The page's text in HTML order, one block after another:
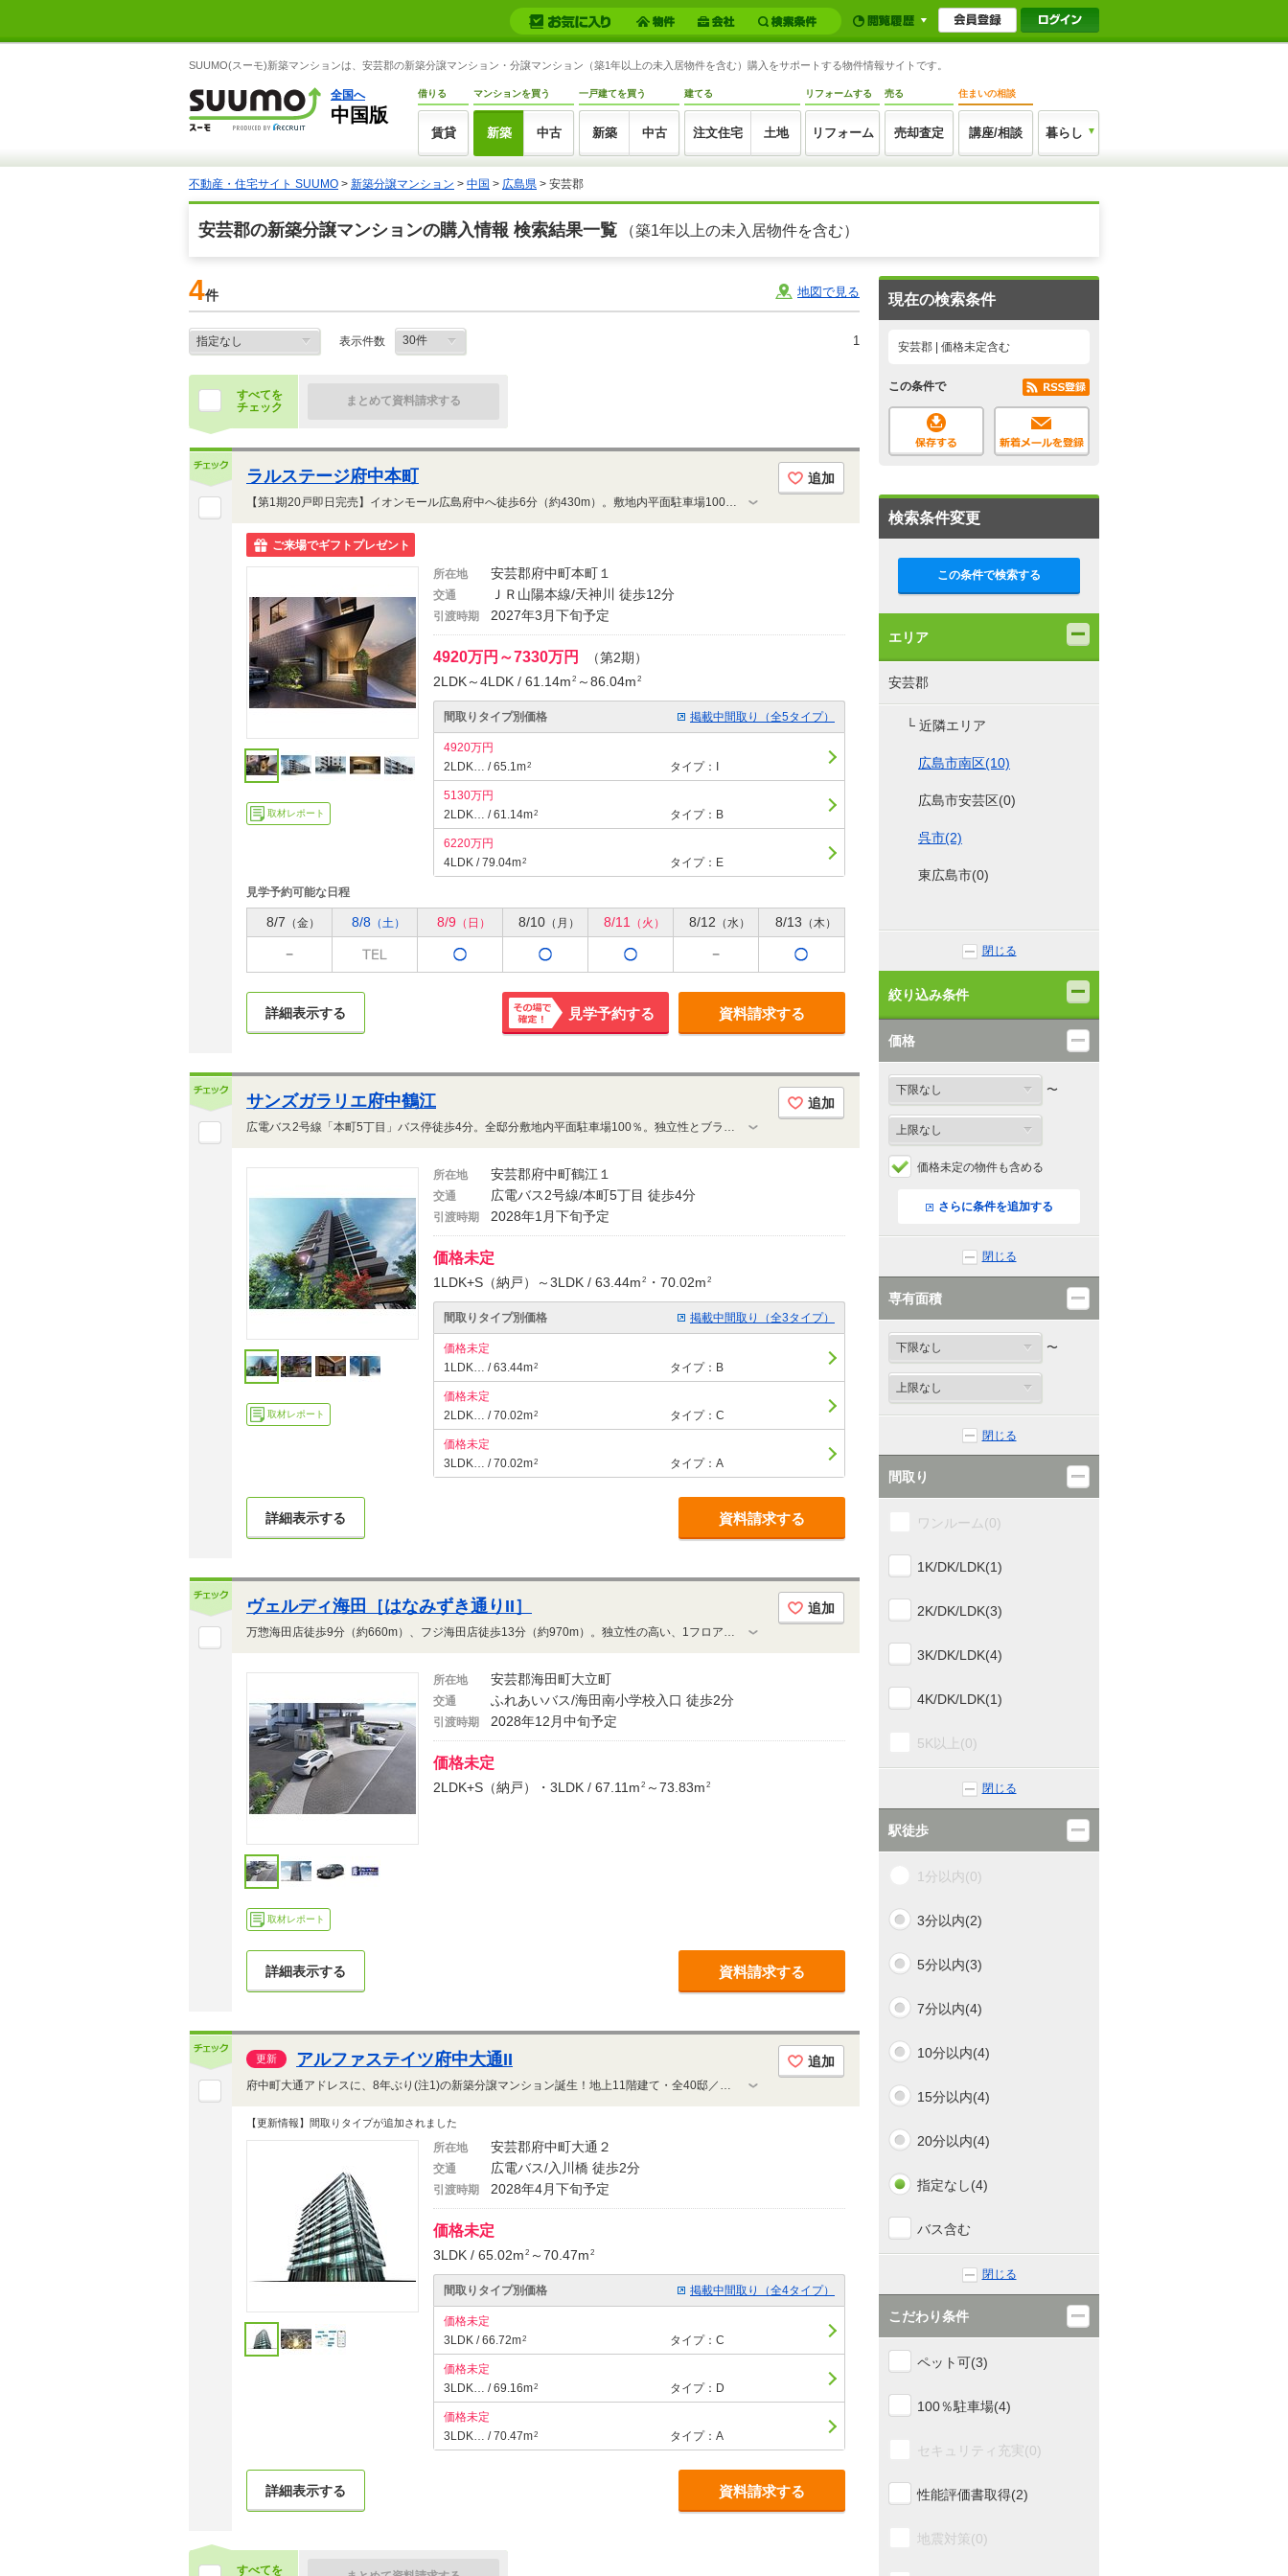
SUUMO(スーモ)新築マンションは、安芸郡の新築分譲マンション・分譲マンション（築1年以上の未入居物件を含む）購入をサポートする物件情報サイトです。
全国へ
中国版
借りる
賃貸
マンションを買う
新築 中古
一戸建てを買う
新築 中古
建てる
注文住宅 土地
リフォームする
リフォーム
売る
売却査定
住まいの相談
講座/相談 暮らし
不動産・住宅サイト SUUMO > 新築分譲マンション > 中国 > 広島県 > 安芸郡
安芸郡の新築分譲マンションの購入情報 検索結果一覧 （築1年以上の未入居物件を含む）
4件 地図で見る
表示件数 1
すべてを
チェック
まとめて資料請求する
ラルステージ府中本町 追加
【第1期20戸即日完売】イオンモール広島府中へ徒歩6分（約430m）。敷地内平面駐車場100％、ゾーンセキュリティ＆オートスライドゲート採用。顔認証の先進セキュリティシステム導入。61.14㎡～86.04㎡、4LDK中心の多彩なプラン。東南向き全40邸。
ご来場でギフトプレゼント
取材レポート
所在地 安芸郡府中町本町１
交通 ＪＲ山陽本線/天神川 徒歩12分
引渡時期 2027年3月下旬予定
4920万円～7330万円
（第2期）
2LDK～4LDK / 61.14m 2 ～86.04m 2
間取りタイプ別価格 掲載中間取り（全5タイプ）
4920万円
2LDK… / 65.1m2 タイプ：I
5130万円
2LDK… / 61.14m2 タイプ：B
6220万円
4LDK / 79.04m2 タイプ：E
見学予約可能な日程
8/7 （金） 8/8 （土） 8/9 （日） 8/10 （月） 8/11 （火） 8/12 （水） 8/13 （木）
詳細表示する
その場で
見学予約する 資料請求する
サンズガラリエ府中鶴江 追加
広電バス2号線「本町5丁目」バス停徒歩4分。全邸分敷地内平面駐車場100％。独立性とブライバシー性を両立するワンフロア3邸。洗練された上質なデザイン。「サンズガラリエ」レジデンス、全42邸、誕生。
取材レポート
所在地 安芸郡府中町鶴江１
交通 広電バス2号線/本町5丁目 徒歩4分
引渡時期 2028年1月下旬予定
価格未定
1LDK+S（納戸）～3LDK / 63.44m 2 ・70.02m 2
間取りタイプ別価格 掲載中間取り（全3タイプ）
価格未定
1LDK… / 63.44m2 タイプ：B
価格未定
2LDK… / 70.02m2 タイプ：C
価格未定
3LDK… / 70.02m2 タイプ：A
詳細表示する 資料請求する
ヴェルディ海田［はなみずき通りII］ 追加
万惣海田店徒歩9分（約660m）、フジ海田店徒歩13分（約970m）。独立性の高い、1フロア3邸（1階を除く）。ヴェルディオリジナル・ファミリーカウンター標準装備。全戸分平面式駐車場。15階建て、全43邸の自然溢れるのびやかな街並みに佇むプライベートレジデンス。
取材レポート
所在地 安芸郡海田町大立町
交通 ふれあいバス/海田南小学校入口 徒歩2分
引渡時期 2028年12月中旬予定
価格未定
2LDK+S（納戸）・3LDK / 67.11m 2 ～73.83m 2
詳細表示する 資料請求する
更新 アルファステイツ府中大通II 追加
府中町大通アドレスに、8年ぶり(注1)の新築分譲マンション誕生！地上11階建て・全40邸／敷地内平面駐車場100％確保／イオンモール広島府中自転車で約5分(約1030m)
【更新情報】間取りタイプが追加されました
所在地 安芸郡府中町大通２
交通 広電バス/入川橋 徒歩2分
引渡時期 2028年4月下旬予定
価格未定
3LDK / 65.02m 2 ～70.47m 2
間取りタイプ別価格 掲載中間取り（全4タイプ）
価格未定
3LDK / 66.72m2 タイプ：C
価格未定
3LDK… / 69.16m2 タイプ：D
価格未定
3LDK… / 70.47m2 タイプ：A
詳細表示する 資料請求する
すべてを
現在の検索条件
安芸郡 | 価格未定含む
この条件で
検索条件変更
この条件で検索する
エリア
安芸郡
└ 近隣エリア
広島市南区(10)
広島市安芸区(0)
呉市(2)
東広島市(0)
閉じる
絞り込み条件
価格
〜
価格未定の物件も含める
さらに条件を追加する
閉じる
専有面積
〜
閉じる
間取り
ワンルーム(0)
1K/DK/LDK(1)
2K/DK/LDK(3)
3K/DK/LDK(4)
4K/DK/LDK(1)
5K以上(0)
閉じる
駅徒歩
1分以内(0)
3分以内(2)
5分以内(3)
7分以内(4)
10分以内(4)
15分以内(4)
20分以内(4)
指定なし(4)
バス含む
閉じる
こだわり条件
ペット可(3)
100％駐車場(4)
セキュリティ充実(0)
性能評価書取得(2)
地震対策(0)